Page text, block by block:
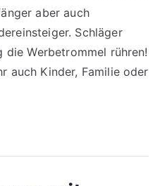
aber auch
Schläger
Werbetrommel rühren!
auch Kinder, Familie oder